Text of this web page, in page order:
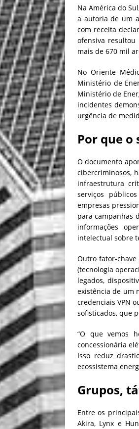
Na América do
a autoria de um
com receita
ofensiva resultou
mais de 670 mil
No Oriente
Ministério de
Ministério de
incidentes
urgência de
Por que
O documento
cibercriminosos,
infraestrutura
serviços
empresas
para campanhas
informações
intelectual sobre
Outro fator-chave
(tecnologia
legados,
existência de um
credenciais VPN
sofisticados, que
“O que vemos
concessionária
Isso reduz
ecossistema
Grupos,
Entre os
Akira, Lynx e